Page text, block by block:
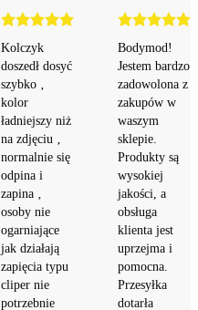
Kolczyk
doszedł dosyć
szybko ‚
kolor
ładniejszy niż
na zdjęciu ‚
normalnie się
odpina i
zapina ‚
osoby nie
ogarniające
jak działają
zapięcia typu
cliper nie
potrzebnie
Bodymod!
Jestem bardzo
zadowolona z
zakupów w
waszym
sklepie.
Produkty są
wysokiej
jakości, a
obsługa
klienta jest
uprzejma i
pomocna.
Przesyłka
dotarła